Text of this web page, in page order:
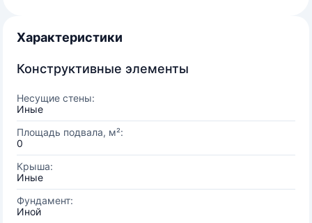
Характеристики
Конструктивные элементы
Несущие стены:
Иные
Площадь подвала, м²:
0
Крыша:
Иные
Фундамент:
Иной